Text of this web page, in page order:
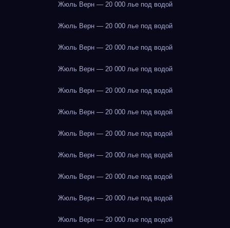
Жюль Верн — 20 000 лье под водой
Жюль Верн — 20 000 лье под водой
Жюль Верн — 20 000 лье под водой
Жюль Верн — 20 000 лье под водой
Жюль Верн — 20 000 лье под водой
Жюль Верн — 20 000 лье под водой
Жюль Верн — 20 000 лье под водой
Жюль Верн — 20 000 лье под водой
Жюль Верн — 20 000 лье под водой
Жюль Верн — 20 000 лье под водой
Жюль Верн — 20 000 лье под водой